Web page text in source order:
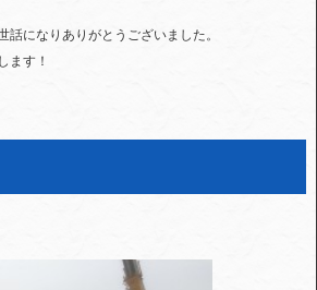
話になりありがとうございました。
ます！